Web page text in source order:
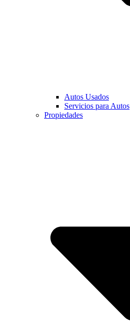
Autos Usados
Servicios para Autos
Propiedades